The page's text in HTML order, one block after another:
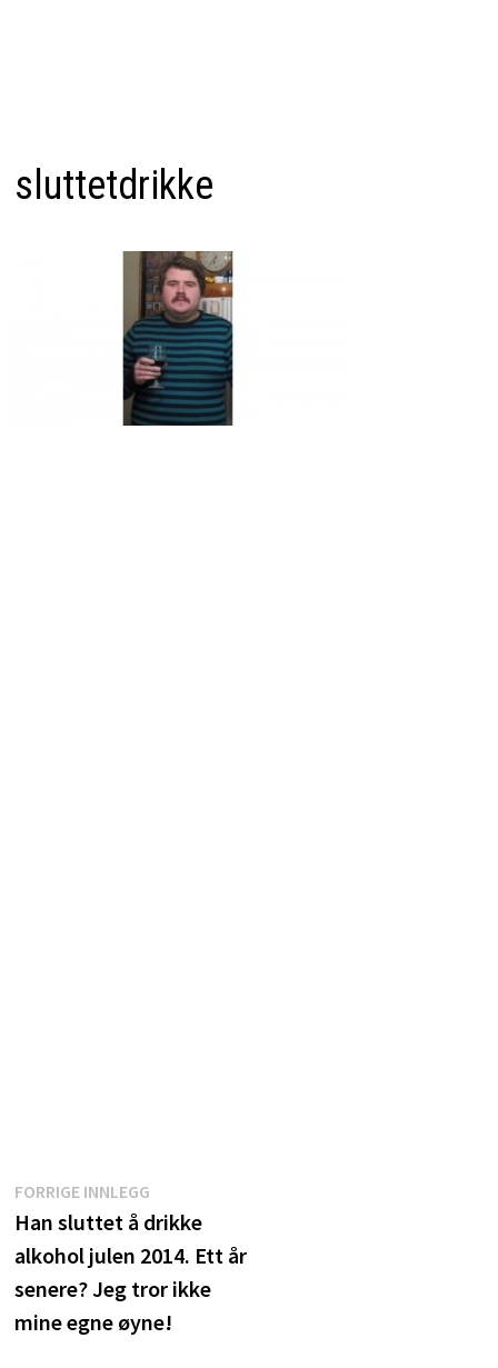
sluttetdrikke
Innleggsnavigasjon
FORRIGE INNLEGGForrige
innlegg:
Han sluttet å drikke
alkohol julen 2014. Ett år
senere? Jeg tror ikke
mine egne øyne!